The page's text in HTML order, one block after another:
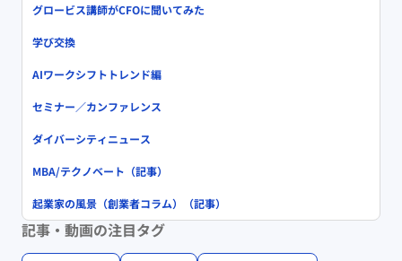
グロービス講師がCFOに聞いてみた
学び交換
AIワークシフトトレンド編
セミナー／カンファレンス
ダイバーシティニュース
MBA/テクノベート（記事）
起業家の風景（創業者コラム）（記事）
記事・動画の注目タグ